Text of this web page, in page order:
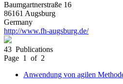
Baumgartnerstraße 16
86161 Augsburg
Germany
http://www.fh-augsburg.de/
43 Publications
Page 1 of 2
Anwendung von agilen